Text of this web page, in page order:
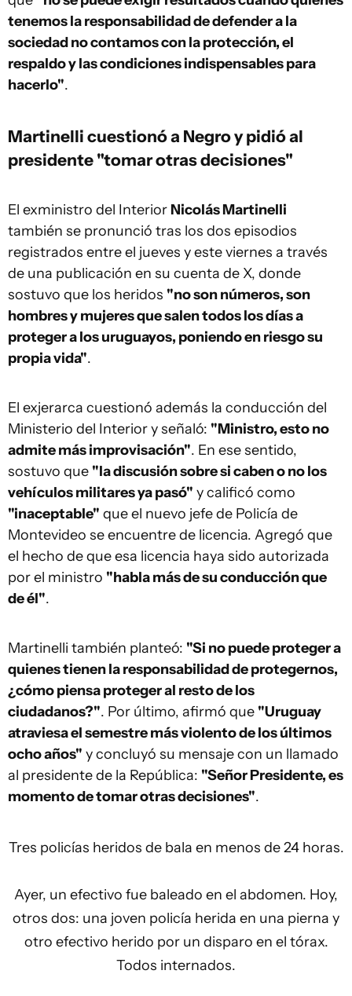
tenemos la responsabilidad de defender a la
sociedad no contamos con la protección, el
respaldo y las condiciones indispensables para
hacerlo".
Martinelli cuestionó a Negro y pidió al
presidente "tomar otras decisiones"
El exministro del Interior Nicolás Martinelli
también se pronunció tras los dos episodios
registrados entre el jueves y este viernes a través
de una publicación en su cuenta de X, donde
sostuvo que los heridos "no son números, son
hombres y mujeres que salen todos los días a
proteger a los uruguayos, poniendo en riesgo su
propia vida".
El exjerarca cuestionó además la conducción del
Ministerio del Interior y señaló: "Ministro, esto no
admite más improvisación". En ese sentido,
sostuvo que "la discusión sobre si caben o no los
vehículos militares ya pasó" y calificó como
"inaceptable" que el nuevo jefe de Policía de
Montevideo se encuentre de licencia. Agregó que
el hecho de que esa licencia haya sido autorizada
por el ministro "habla más de su conducción que
de él".
Martinelli también planteó: "Si no puede proteger a
quienes tienen la responsabilidad de protegernos,
¿cómo piensa proteger al resto de los
ciudadanos?". Por último, afirmó que "Uruguay
atraviesa el semestre más violento de los últimos
ocho años" y concluyó su mensaje con un llamado
al presidente de la República: "Señor Presidente, es
momento de tomar otras decisiones".
Tres policías heridos de bala en menos de 24 horas.
Ayer, un efectivo fue baleado en el abdomen. Hoy,
otros dos: una joven policía herida en una pierna y
otro efectivo herido por un disparo en el tórax.
Todos internados.